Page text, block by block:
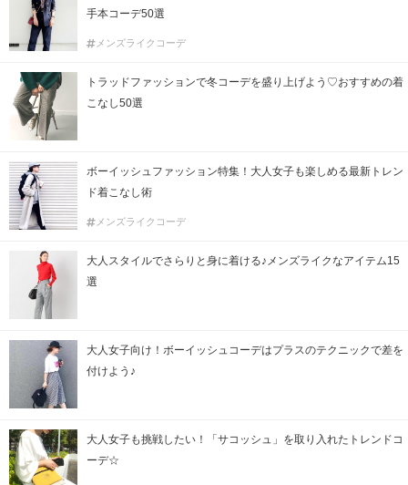
手本コーデ50選
メンズライクコーデ
トラッドファッションで冬コーデを盛り上げよう♡おすすめの着
こなし50選
ボーイッシュファッション特集！大人女子も楽しめる最新トレン
ド着こなし術
メンズライクコーデ
大人スタイルでさらりと身に着ける♪メンズライクなアイテム15
選
大人女子向け！ボーイッシュコーデはプラスのテクニックで差を
付けよう♪
大人女子も挑戦したい！「サコッシュ」を取り入れたトレンドコ
ーデ☆